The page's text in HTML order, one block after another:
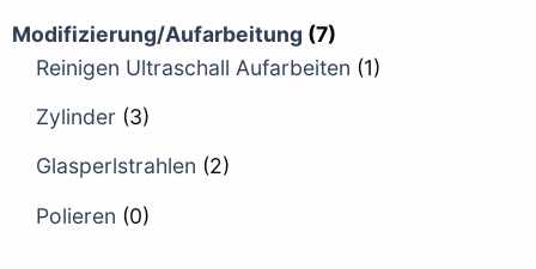
Modifizierung/Aufarbeitung (7)
Reinigen Ultraschall Aufarbeiten (1)
Zylinder (3)
Glasperlstrahlen (2)
Polieren (0)